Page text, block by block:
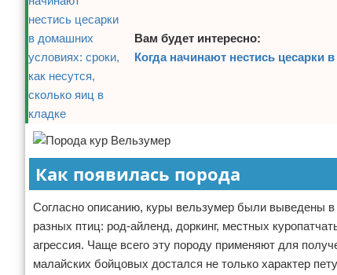
Вам будет интересно:
Когда начинают нестись цесарки
Как появилась порода
Согласно описанию, куры вельзумер были выведены
разных птиц: род-айленд, доркинг, местных
агрессия. Чаще всего эту породу применяют для
малайских бойцовых достался не только характер